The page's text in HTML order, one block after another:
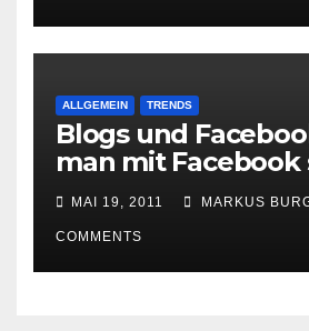
ALLGEMEIN TRENDS
Blogs und
man mit Facebook
Besucher effektiv
kann
MAI 19, 2011 MARKUS
COMMENTS